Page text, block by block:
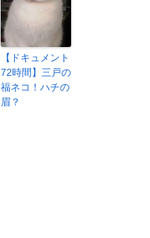
【ドキュメント
72時間】三戸の
福ネコ！ハチの
眉？